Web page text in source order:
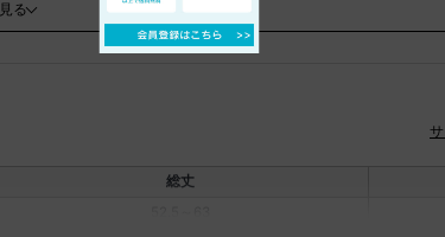
アジャスターの可動が長いため、スタイルや合わせるトップスのデ
躍する一枚です。
が異なる場合がございます。一番実物に近いお色味は生地画像で
る
総丈